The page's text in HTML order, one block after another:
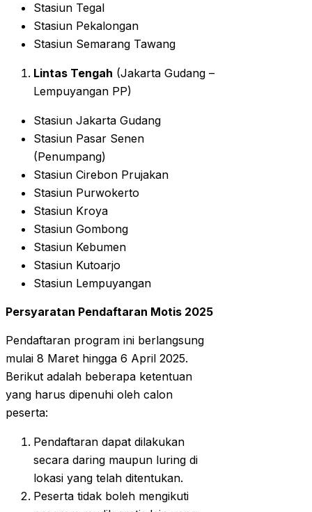
Stasiun Tegal
Stasiun Pekalongan
Stasiun Semarang Tawang
Lintas Tengah (Jakarta Gudang –
Lempuyangan PP)
Stasiun Jakarta Gudang
Stasiun Pasar Senen
(Penumpang)
Stasiun Cirebon Prujakan
Stasiun Purwokerto
Stasiun Kroya
Stasiun Gombong
Stasiun Kebumen
Stasiun Kutoarjo
Stasiun Lempuyangan
Persyaratan Pendaftaran Motis 2025
Pendaftaran program ini berlangsung
mulai 8 Maret hingga 6 April 2025.
Berikut adalah beberapa ketentuan
yang harus dipenuhi oleh calon
peserta:
Pendaftaran dapat dilakukan
secara daring maupun luring di
lokasi yang telah ditentukan.
Peserta tidak boleh mengikuti